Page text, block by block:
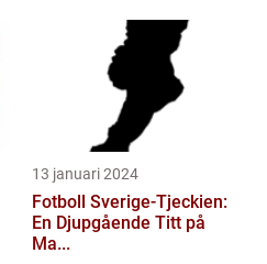
13 januari 2024
Fotboll Sverige-Tjeckien:
En Djupgående Titt på
Ma...